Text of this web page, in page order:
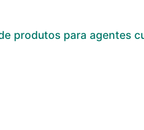
produtos para agentes